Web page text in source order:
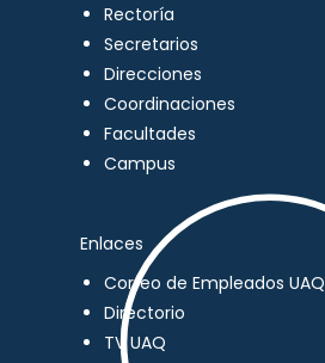
Rectoría
Secretarios
Direcciones
Coordinaciones
Facultades
Campus
Enlaces
Correo de Empleados UAQ
Directorio
TV UAQ